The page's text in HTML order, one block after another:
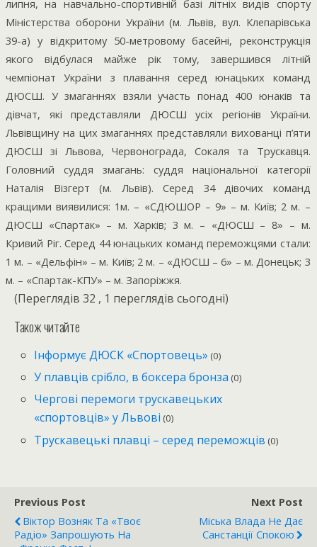
липня, на навчально-спортивній базі літніх видів спорту
Міністерства оборони України (м. Львів, вул. Клепарівська
39-а) у відкритому 50-метровому басейні, реконструкція
якого відбулася майже рік тому, завершився літній
чемпіонат України з плавання серед юнацьких команд
ДЮСШ. У змаганнях взяли участь понад 400 юнаків та
дівчат, які представляли ДЮСШ усіх регіонів України.
Львівщину на цих змаганнях представляли вихованці п’яти
ДЮСШ зі Львова, Червонограда, Сокаля та Трускавця.
Головний суддя змагань: суддя національної категорії
Наталія Візгерт (м. Львів). Серед 34 дівочих команд
кращими виявилися: 1м. – «СДЮШОР – 9» – м. Київ; 2 м. –
ДЮСШ «Спартак» – м. Харків; 3 м. – «ДЮСШ – 8» – м.
Кривий Ріг. Серед 44 юнацьких команд переможцями стали:
1 м. – «Дельфін» – м. Київ; 2 м. – «ДЮСШ – 6» – м. Донецьк; 3
м. – «Спартак-КПУ» – м. Запоріжжя.
(Переглядів 32 , 1 переглядів сьогодні)
Також читайте
Інформує ДЮСК «Спортовець» (0)
У плавців срібло, в боксера бронза (0)
Чергові перемоги трускавецьких
«спортовців» у Львові (0)
Трускавецькі плавці – серед переможців (0)
Previous Post
Віктор Возняк Та «Твоє
Радіо» Запрошують На
Next Post
Міська Влада Не Дає
Санстанції Спокою